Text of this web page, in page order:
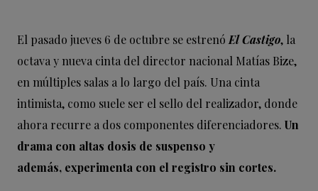
El pasado jueves 6 de octubre se estrenó El Castigo, la
octava y nueva cinta del director nacional Matías Bize,
en múltiples salas a lo largo del país. Una cinta
intimista, como suele ser el sello del realizador, donde
ahora recurre a dos componentes diferenciadores. Un
drama con altas dosis de suspenso y
además, experimenta con el registro sin cortes.